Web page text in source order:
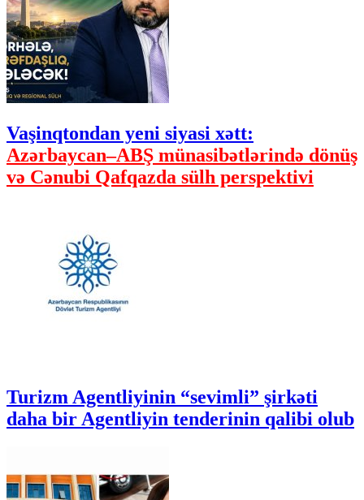
Vaşinqtondan yeni siyasi xətt:
Azərbaycan–ABŞ münasibətlərində dönüş
və Cənubi Qafqazda sülh perspektivi
Turizm Agentliyinin “sevimli” şirkəti
daha bir Agentliyin tenderinin qalibi olub